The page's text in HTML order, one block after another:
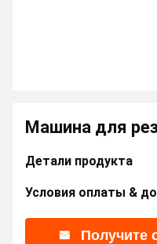
Машина для
Детали продукта
Условия оплаты &
Получите